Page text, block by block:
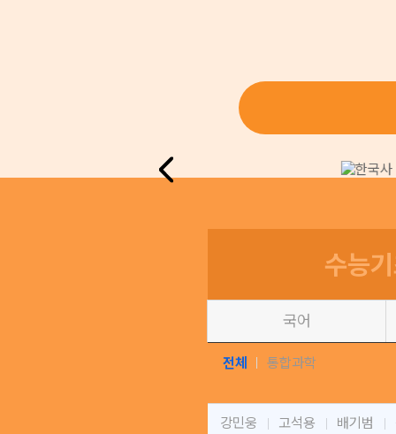
수능
국어
전체 통합과학
강민웅 고석용 배기범